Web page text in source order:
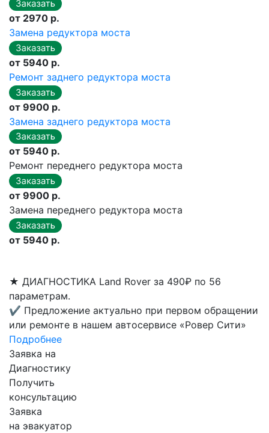
от 2970 р.
Замена редуктора моста
от 5940 р.
Ремонт заднего редуктора моста
от 9900 р.
Замена заднего редуктора моста
от 5940 р.
Ремонт переднего редуктора моста
от 9900 р.
Замена переднего редуктора моста
от 5940 р.
★ ДИАГНОСТИКА Land Rover за 490₽ по 56
параметрам.
✔ Предложение актуально при первом обращении
или ремонте в нашем автосервисе «Ровер Сити»
Подробнее
Заявка на
Диагностику
Получить
консультацию
Заявка
на эвакуатор